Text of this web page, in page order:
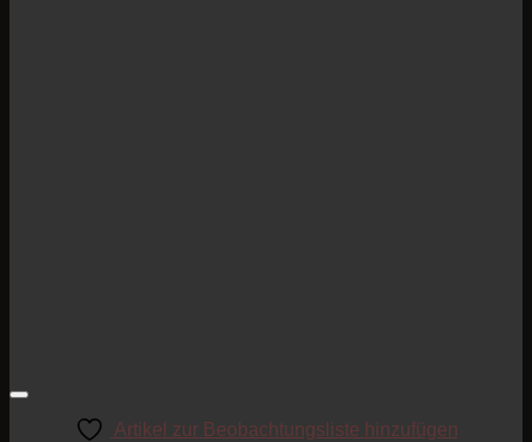
Artikel zur Beobachtungsliste hinzufügen